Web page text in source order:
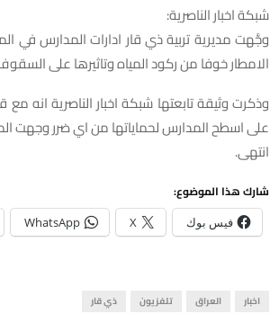
شبكة اخبار الناصرية:
وجَّهت مديرية تربية ذي قار ادارات المدارس
الامطار خوفا من ركود المياه وتاثيرها على
وذكرت وثيقة تابعتها شبكة اخبار الناصرية
على اسطح المدارس لحماياتها من اي ضرر وجهت
انتهى.
شارك هذا الموضوع:
فيس بوك X
WhatsApp
اخبار العراق تلفزيون ذي قار